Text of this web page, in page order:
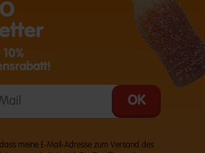
NEUEN TAB)
meine E-Mail-Adresse zum Versand des